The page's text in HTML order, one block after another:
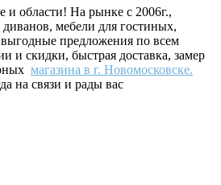
и области! На рынке с 2006г.,
мебели для гостиных,
выгодные предложения по всем
и скидки, быстрая доставка, замер
магазина в г. Новомосковске.
на связи и рады вас